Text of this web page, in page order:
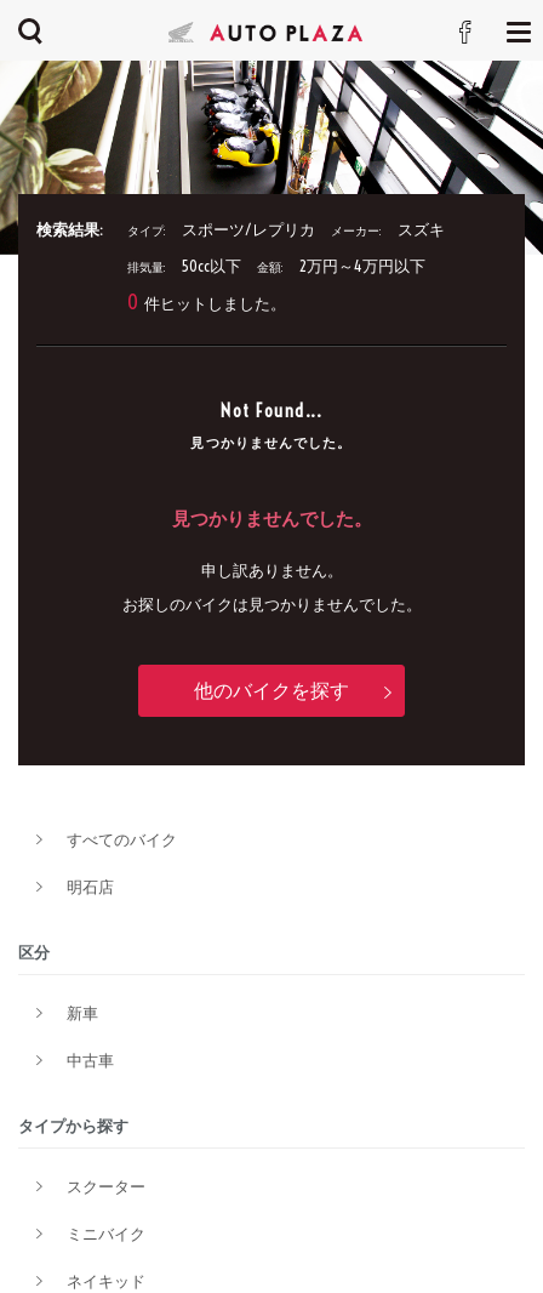
検索結果: タイプ: スポーツ/レプリカ メーカー: スズキ
排気量: 50cc以下 金額: 2万円～4万円以下
0 件ヒットしました。
Not Found...
見つかりませんでした。
見つかりませんでした。
申し訳ありません。
お探しのバイクは見つかりませんでした。
他のバイクを探す
すべてのバイク
明石店
区分
新車
中古車
タイプから探す
スクーター
ミニバイク
ネイキッド
新車
タイプ
価格